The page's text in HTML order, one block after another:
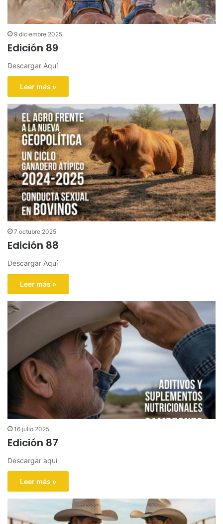
9 diciembre 2025
Edición 89
Descargar Aquí
Leer más »
7 octubre 2025
Edición 88
Descargar Aquí
Leer más »
16 julio 2025
Edición 87
Descargar aquí
Leer más »